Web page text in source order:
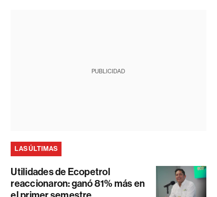
PUBLICIDAD
LAS ÚLTIMAS
Utilidades de Ecopetrol
reaccionaron: ganó 81% más en